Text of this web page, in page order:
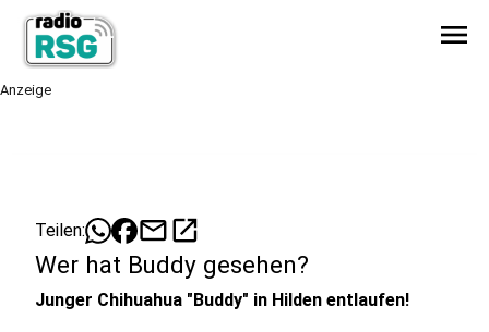
menu
Anzeige
Teilen: mailopen_in_new
Wer hat Buddy gesehen?
Junger Chihuahua "Buddy" in Hilden entlaufen!